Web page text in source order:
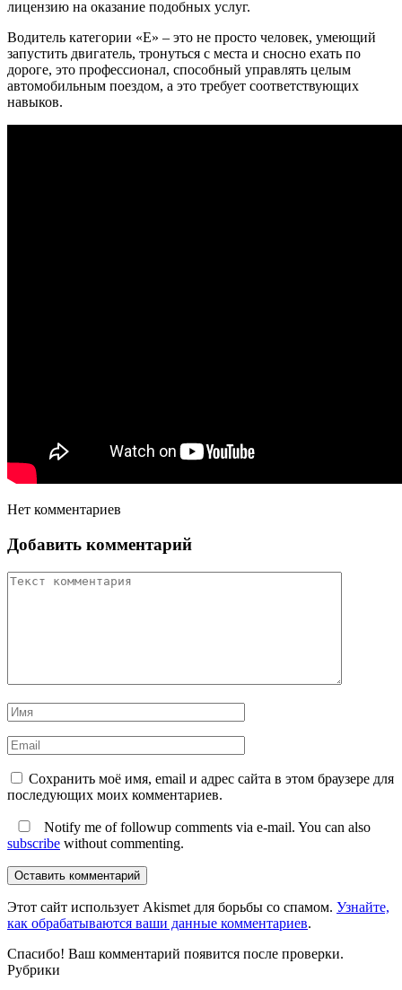
лицензию на оказание подобных услуг.
Водитель категории «Е» – это не просто человек, умеющий
запустить двигатель, тронуться с места и сносно ехать по
дороге, это профессионал, способный управлять целым
автомобильным поездом, а это требует соответствующих
навыков.
Нет комментариев
Добавить комментарий
Сохранить моё имя, email и адрес сайта в этом браузере для
последующих моих комментариев.
Notify me of followup comments via e-mail. You can also
subscribe without commenting.
Оставить комментарий
Этот сайт использует Akismet для борьбы со спамом. Узнайте,
как обрабатываются ваши данные комментариев.
Спасибо! Ваш комментарий появится после проверки.
Рубрики